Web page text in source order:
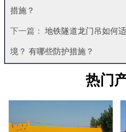
措施？
下一篇： 地铁隧道龙门吊如何
境？ 有哪些防护措施？
热门